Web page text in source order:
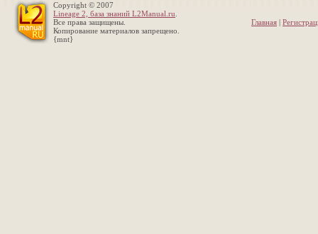
Copyright © 2007
Lineage 2, база знаний L2Manual.ru
Все права защищены.
Копирование материалов запрещено.
{mnt}
Главная |